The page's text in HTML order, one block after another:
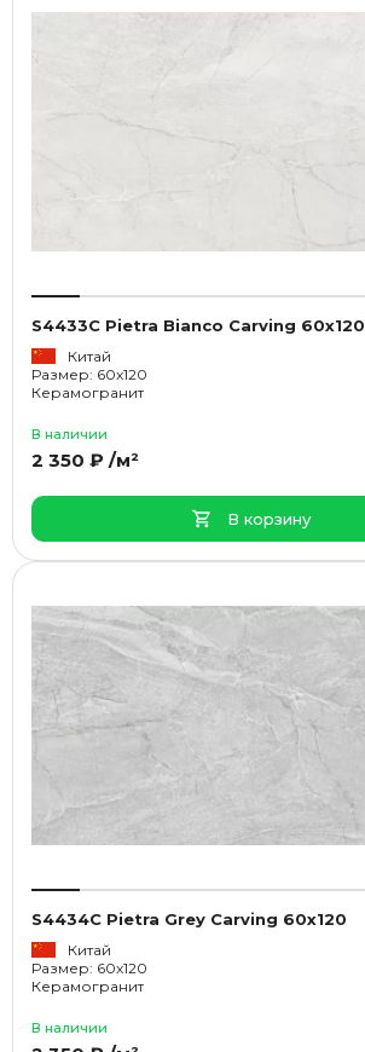
S4433C Pietra Bianco Carving 60x120
Китай
Размер: 60x120
Керамогранит
В наличии
2 350 ₽ /м²
В корзину
S4434C Pietra Grey Carving 60x120
Китай
Размер: 60x120
Керамогранит
В наличии